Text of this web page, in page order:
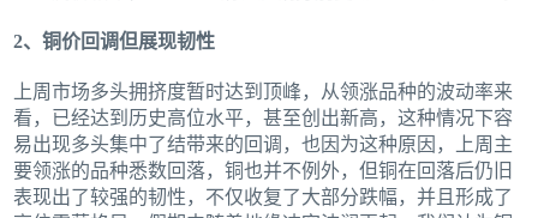
2、铜价回调但展现韧性
上周市场多头拥挤度暂时达到顶峰，从领涨品种的波动率来
看，已经达到历史高位水平，甚至创出新高，这种情况下容
易出现多头集中了结带来的回调，也因为这种原因，上周主
要领涨的品种悉数回落，铜也并不例外，但铜在回落后仍旧
表现出了较强的韧性，不仅收复了大部分跌幅，并且形成了